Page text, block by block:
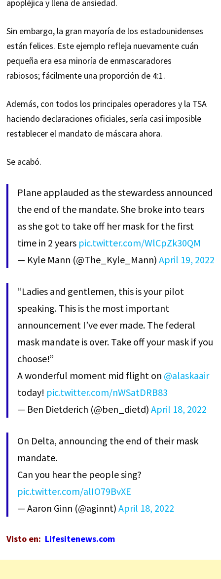
apopléjica y llena de ansiedad.
Sin embargo, la gran mayoría de los estadounidenses
están felices. Este ejemplo refleja nuevamente cuán
pequeña era esa minoría de enmascaradores
rabiosos; fácilmente una proporción de 4:1.
Además, con todos los principales operadores y la TSA
haciendo declaraciones oficiales, sería casi imposible
restablecer el mandato de máscara ahora.
Se acabó.
Plane applauded as the stewardess announced
the end of the mandate. She broke into tears
as she got to take off her mask for the first
time in 2 years pic.twitter.com/WlCpZk30QM
— Kyle Mann (@The_Kyle_Mann) April 19, 2022
“Ladies and gentlemen, this is your pilot
speaking. This is the most important
announcement I’ve ever made. The federal
mask mandate is over. Take off your mask if you
choose!”
A wonderful moment mid flight on @alaskaair
today! pic.twitter.com/nWSatDRB83
— Ben Dietderich (@ben_dietd) April 18, 2022
On Delta, announcing the end of their mask
mandate.
Can you hear the people sing?
pic.twitter.com/alIO79BvXE
— Aaron Ginn (@aginnt) April 18, 2022
Visto en: Lifesitenews.com